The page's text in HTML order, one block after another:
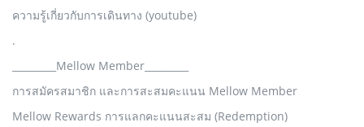
ความรู้เกี่ยวกับการเดินทาง (youtube)
.
_________Mellow Member_________
การสมัครสมาชิก และการสะสมคะแนน Mellow Member
Mellow Rewards การแลกคะแนนสะสม (Redemption)